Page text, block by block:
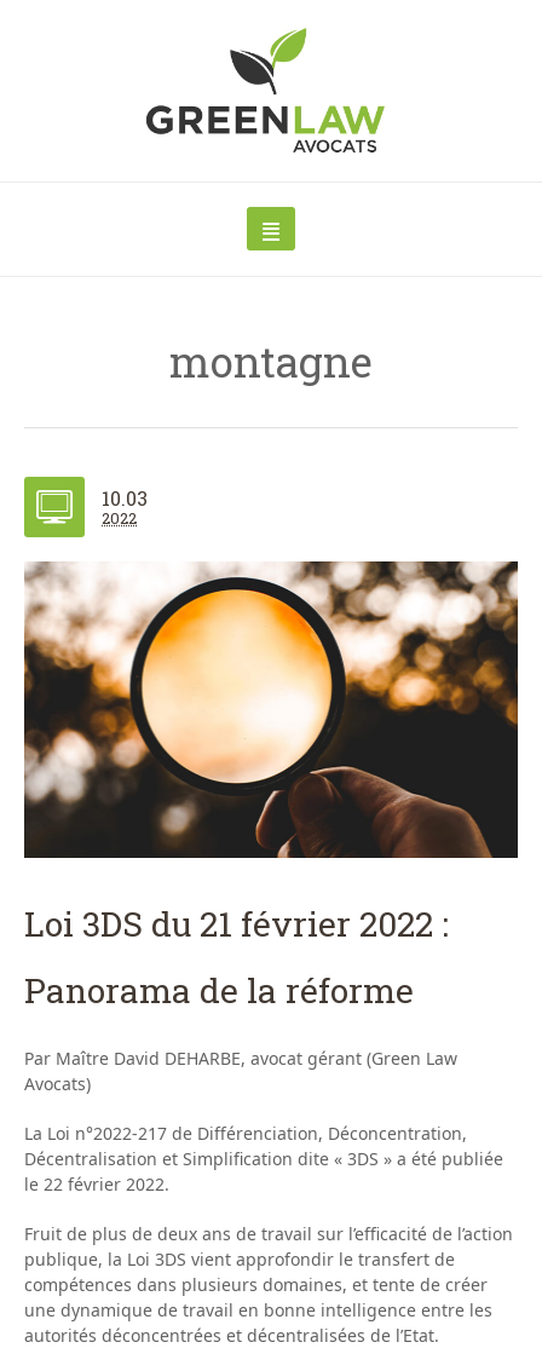
montagne
10.03
2022
Loi 3DS du 21 février 2022 :
Panorama de la réforme
Par Maître David DEHARBE, avocat gérant (Green Law
Avocats)
La Loi n°2022-217 de Différenciation, Déconcentration,
Décentralisation et Simplification dite « 3DS » a été publiée
le 22 février 2022.
Fruit de plus de deux ans de travail sur l’efficacité de l’action
publique, la Loi 3DS vient approfondir le transfert de
compétences dans plusieurs domaines, et tente de créer
une dynamique de travail en bonne intelligence entre les
autorités déconcentrées et décentralisées de l’Etat.